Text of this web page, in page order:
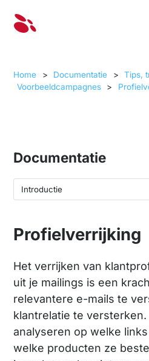
Home > Documentatie > Tips,
Voorbeeldcampagnes
>
Documentatie
Profielverrijking
Het verrijken van
uit je mailings is een
relevantere e-mails te
klantrelatie te
analyseren op welke
welke producten ze